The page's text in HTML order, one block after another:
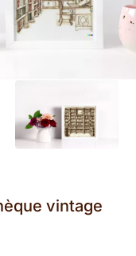
vintage